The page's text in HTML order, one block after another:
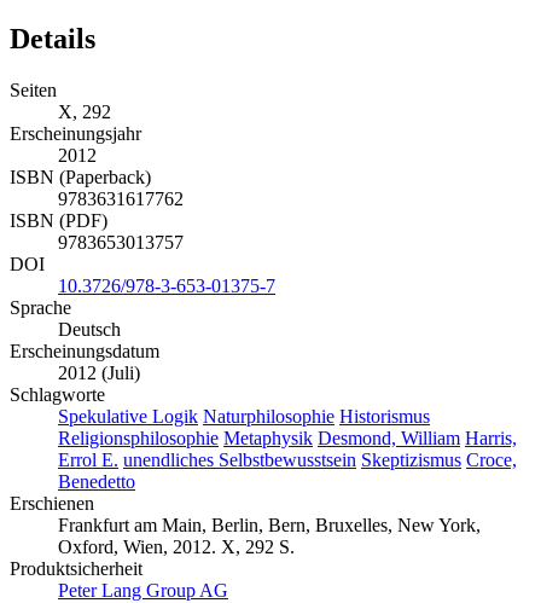
Details
Seiten
X, 292
Erscheinungsjahr
2012
ISBN (Paperback)
9783631617762
ISBN (PDF)
9783653013757
DOI
10.3726/978-3-653-01375-7
Sprache
Deutsch
Erscheinungsdatum
2012 (Juli)
Schlagworte
Spekulative Logik Naturphilosophie Historismus
Religionsphilosophie Metaphysik Desmond, William Harris,
Errol E. unendliches Selbstbewusstsein Skeptizismus Croce,
Benedetto
Erschienen
Frankfurt am Main, Berlin, Bern, Bruxelles, New York,
Oxford, Wien, 2012. X, 292 S.
Produktsicherheit
Peter Lang Group AG